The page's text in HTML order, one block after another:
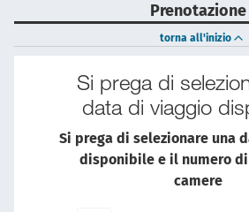
Prenotazione
torna all'inizio
Si prega di
data di viaggio
Si prega di selezionare una
disponibile e il numero
camere